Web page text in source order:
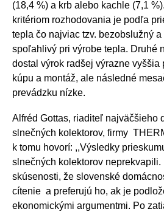
(18,4 %) a krb alebo kachle (7,1
kritériom rozhodovania je podľa
tepla čo najviac tzv. bezobslužný
spoľahlivý pri výrobe tepla. Druhé
dostal výrok radšej výrazne vyššia
kúpu a montáž, ale následné
prevádzku nízke.
Alfréd Gottas, riaditeľ najväčšieho
slnečných kolektorov, firmy
k tomu hovorí: ,,Výsledky
slnečných kolektorov
skúsenosti, že slovenské
cítenie a preferujú ho, ak je
ekonomickými argumentmi. Po